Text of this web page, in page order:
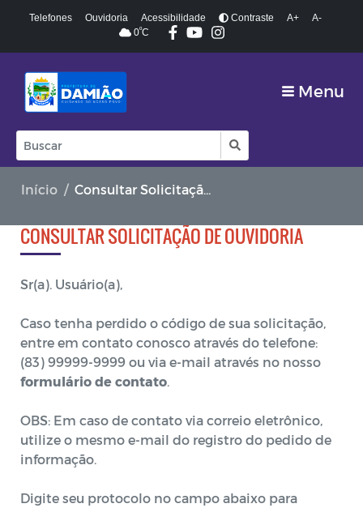
Telefones Ouvidoria Acessibilidade Contraste A+
A-
0ºC
Menu
Início Consultar Solicitação de Ouvidoria
CONSULTAR SOLICITAÇÃO DE OUVIDORIA
Sr(a). Usuário(a),
Caso tenha perdido o código de sua solicitação,
entre em contato conosco através do telefone:
(83) 99999-9999 ou via e-mail através no nosso
formulário de contato
OBS: Em caso de contato via correio eletrônico,
utilize o mesmo e-mail do registro do pedido de
informação.
Digite seu protocolo no campo abaixo para